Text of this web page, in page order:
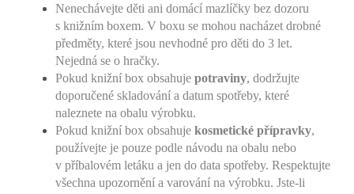
Nenechávejte děti ani domácí mazlíčky bez dozoru
s knižním boxem. V boxu se mohou nacházet drobné
předměty, které jsou nevhodné pro děti do 3 let.
Nejedná se o hračky.
Pokud knižní box obsahuje potraviny, dodržujte
doporučené skladování a datum spotřeby, které
naleznete na obalu výrobku.
Pokud knižní box obsahuje kosmetické přípravky,
používejte je pouze podle návodu na obalu nebo
v příbalovém letáku a jen do data spotřeby. Respektujte
všechna upozornění a varování na výrobku. Jste-li